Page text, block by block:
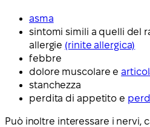
asma
sintomi simili a quelli del
allergie (rinite allergica)
febbre
dolore muscolare e
stanchezza
perdita di appetito e
Può inoltre interessare i nervi,